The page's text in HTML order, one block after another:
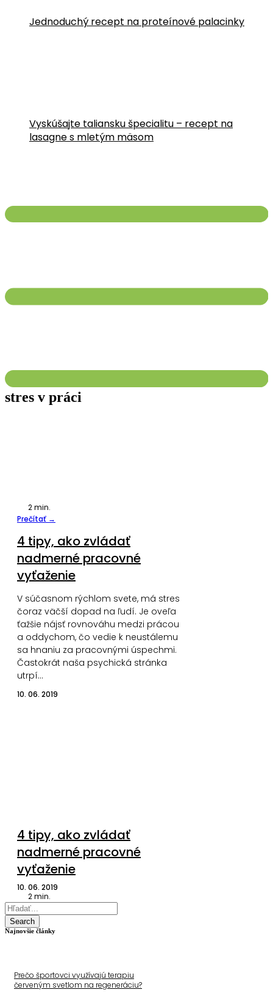
Jednoduchý recept na proteínové palacinky
Vyskúšajte taliansku špecialitu – recept na
lasagne s mletým mäsom
stres v práci
2min.
Prečítať →
4 tipy, ako zvládať
nadmerné pracovné
vyťaženie
V súčasnom rýchlom svete, má stres
čoraz väčší dopad na ľudí. Je oveľa
ťažšie nájsť rovnováhu medzi prácou
a oddychom, čo vedie k neustálemu
sa hnaniu za pracovnými úspechmi.
Častokrát naša psychická stránka
utrpí…
10. 06. 2019
4 tipy, ako zvládať
nadmerné pracovné
vyťaženie
10. 06. 2019
2min.
Search
Najnovšie články
Prečo športovci využívajú terapiu
červeným svetlom na regeneráciu?